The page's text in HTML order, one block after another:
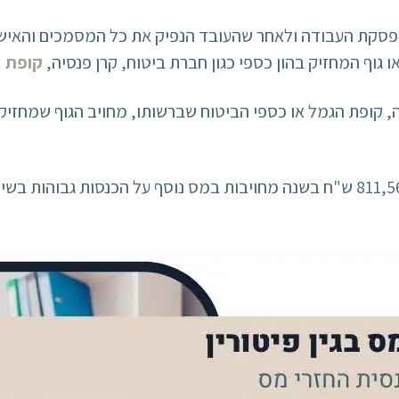
העבודה ולאחר שהעובד הנפיק את כל המסמכים
המחזיק בהון כספי כגון חברת ביטוח, קרן פנסיה, קופת
קופת הגמל או כספי הביטוח שברשותו, מחויב הגוף